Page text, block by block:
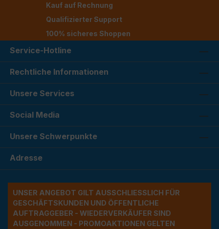
Kauf auf Rechnung
Qualifizierter Support
100% sicheres Shoppen
Service-Hotline
Rechtliche Informationen
Unsere Services
Social Media
Unsere Schwerpunkte
Adresse
UNSER ANGEBOT GILT AUSSCHLIESSLICH FÜR G
ESCHÄFTSKUNDEN UND ÖFFENTLICHE A
UFTRAGGEBER - WIEDERVERKÄUFER SIND A
USGENOMMEN - PROMOAKTIONEN GELTEN A